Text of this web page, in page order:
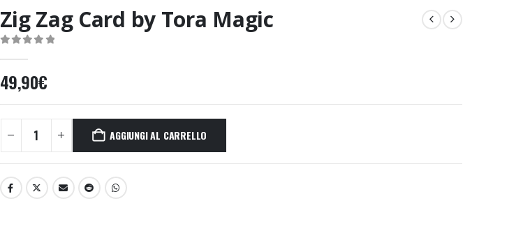
Zig Zag Card by Tora Magic
49,90€
AGGIUNGI AL CARRELLO